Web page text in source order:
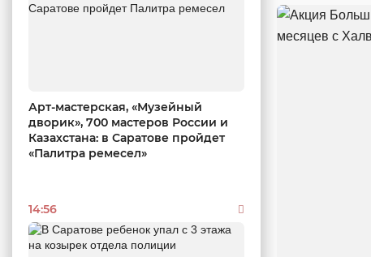
Арт-мастерская, «Музейный
дворик», 700 мастеров России и
Казахстана: в Саратове пройдет
«Палитра ремесел»
14:56